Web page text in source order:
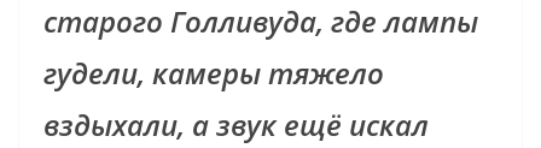
старого Голливуда, где лампы
гудели, камеры тяжело
вздыхали, а звук ещё искал